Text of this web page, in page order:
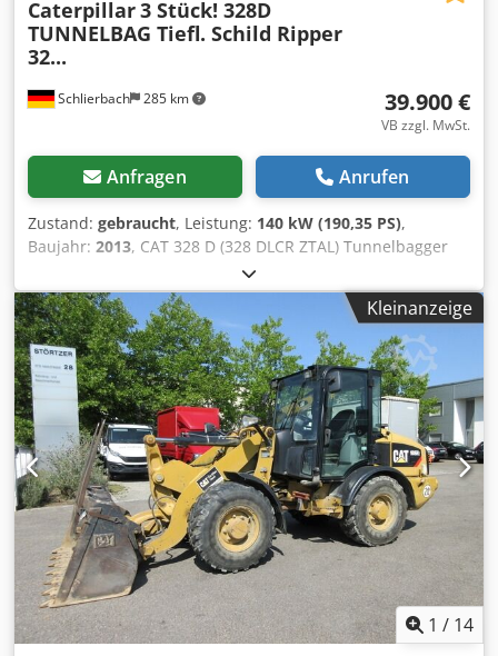
Schlierbach 285 km
Caterpillar3 Stück! 328D
TUNNELBAG Tiefl. Schild Ripper
32...
39.900 €
VB zzgl. MwSt.
Anfragen Anrufen
Zustand: gebraucht, Leistung: 140 kW (190,35 PS),
Baujahr: 2013, CAT 328 D (328 DLCR ZTAL) Tunnelbagger
Sehr viele Teile zusätzlich gegen Aufpreis erhältlich, z. B.
ein kompletter Oberbau etc.!! • Leistung: 140 kW (190 PS) •
Knick-/ Verstellausleger für Tunnelarbeiten •
Schnellwechseleinrichtung • Schildabstützung • Klima
Dkodpjwmpcuefx Al Sjr • Kurzheckversion • 11.600 Bh. •
600 mm Kettenbreite • inclusive 1 x Tieflöffel 1.3 m³ und 1 x
Ripper • Baggergrabungstiefe: ca. 7m • Leergewicht: 43.500
kg - deutsche Maschine! - funktionsfähig! - Alle
Kundendienste durch Fa. Zeppelin / Caterpillar Irrtümer
und Zwischenverkauf vorbehaltlich! = Weitere
Informationen = Baujahr: 2013 Schäden: keines
Kleinanzeige
1 / 14